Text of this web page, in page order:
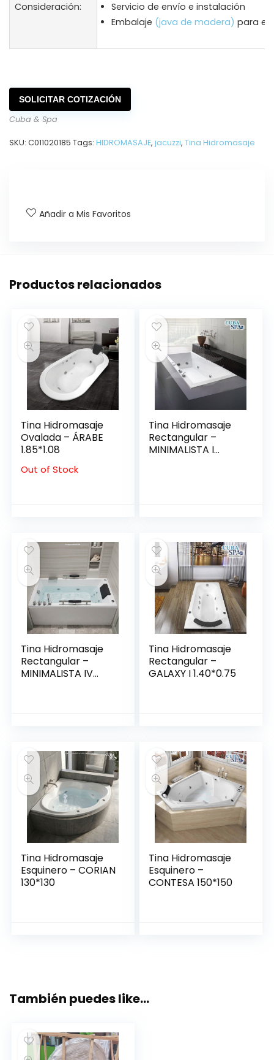
Consideración:
Servicio de envío e instalación
Embalaje (java de madera) para
SOLICITAR COTIZACIÓN
Cuba & Spa
SKU: C011020185 Tags: HIDROMASAJE, jacuzzi, Tina Hidromasaje
Añadir a Mis Favoritos
Productos relacionados
Tina Hidromasaje
Ovalada – ÁRABE
1.85*1.08
Out of Stock
Tina Hidromasaje
Rectangular –
MINIMALISTA I
Tina Hidromasaje
Rectangular –
MINIMALISTA IV
Tina Hidromasaje
Rectangular –
GALAXY I 1.40*0.75
Tina Hidromasaje
Esquinero – CORIAN
130*130
Tina Hidromasaje
Esquinero –
CONTESA 150*150
También puedes like…